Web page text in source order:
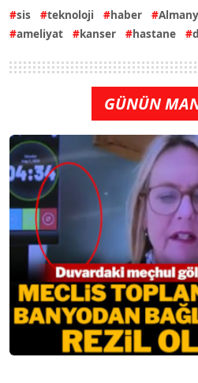
sis teknoloji haber
ameliyat
kanser hastane
GÜNÜN